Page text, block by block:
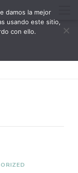
damos la mejor
usando este sitio,
con ello.